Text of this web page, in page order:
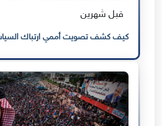
قبل شهرين
كيف كشف تصويت أممي ارتباك